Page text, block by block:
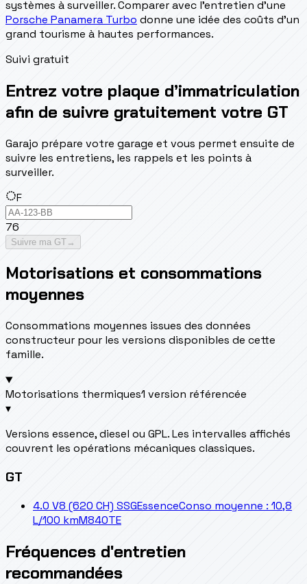
systèmes à surveiller. Comparer avec l'entretien d'une
Porsche Panamera Turbo donne une idée des coûts d'un
grand tourisme à hautes performances.
Suivi gratuit
Entrez votre plaque d’immatriculation
afin de suivre gratuitement votre GT
Garajo prépare votre garage et vous permet ensuite de
suivre les entretiens, les rappels et les points à
surveiller.
F
76
Suivre ma GT →
Motorisations et consommations
moyennes
Consommations moyennes issues des données
constructeur pour les versions disponibles de cette
famille.
Motorisations thermiques1 version référencée
▾
Versions essence, diesel ou GPL. Les intervalles affichés
couvrent les opérations mécaniques classiques.
GT
4.0 V8 (620 CH) SSGEssenceConso moyenne : 10,8
L/100 kmM840TE
Fréquences d'entretien
recommandées